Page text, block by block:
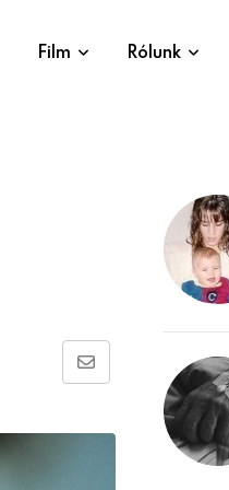
Film Rólunk
Share
Email